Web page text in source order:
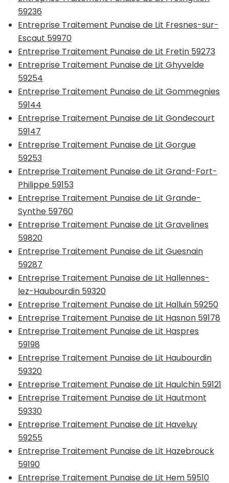
59236
Entreprise Traitement Punaise de Lit Fresnes-sur-
Escaut 59970
Entreprise Traitement Punaise de Lit Fretin 59273
Entreprise Traitement Punaise de Lit Ghyvelde
59254
Entreprise Traitement Punaise de Lit Gommegnies
59144
Entreprise Traitement Punaise de Lit Gondecourt
59147
Entreprise Traitement Punaise de Lit Gorgue
59253
Entreprise Traitement Punaise de Lit Grand-Fort-
Philippe 59153
Entreprise Traitement Punaise de Lit Grande-
Synthe 59760
Entreprise Traitement Punaise de Lit Gravelines
59820
Entreprise Traitement Punaise de Lit Guesnain
59287
Entreprise Traitement Punaise de Lit Hallennes-
lez-Haubourdin 59320
Entreprise Traitement Punaise de Lit Halluin 59250
Entreprise Traitement Punaise de Lit Hasnon 59178
Entreprise Traitement Punaise de Lit Haspres
59198
Entreprise Traitement Punaise de Lit Haubourdin
59320
Entreprise Traitement Punaise de Lit Haulchin 59121
Entreprise Traitement Punaise de Lit Hautmont
59330
Entreprise Traitement Punaise de Lit Haveluy
59255
Entreprise Traitement Punaise de Lit Hazebrouck
59190
Entreprise Traitement Punaise de Lit Hem 59510